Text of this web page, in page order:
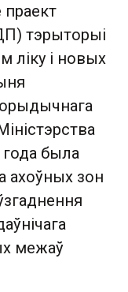
праект
тэрыторыі
ліку і новых
года была
ахоўных зон
межаў